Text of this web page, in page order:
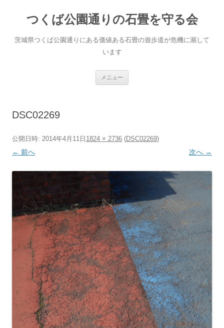
へ
ス
つくば公園通りの石畳を守る会
茨城県つくば公園通りにある価値ある石畳の遊歩道が危機に瀕して
います
メニュー
DSC02269
公開日時: 2014年4月11日 1824 × 2736 (DSC02269)
← 前へ 次へ →